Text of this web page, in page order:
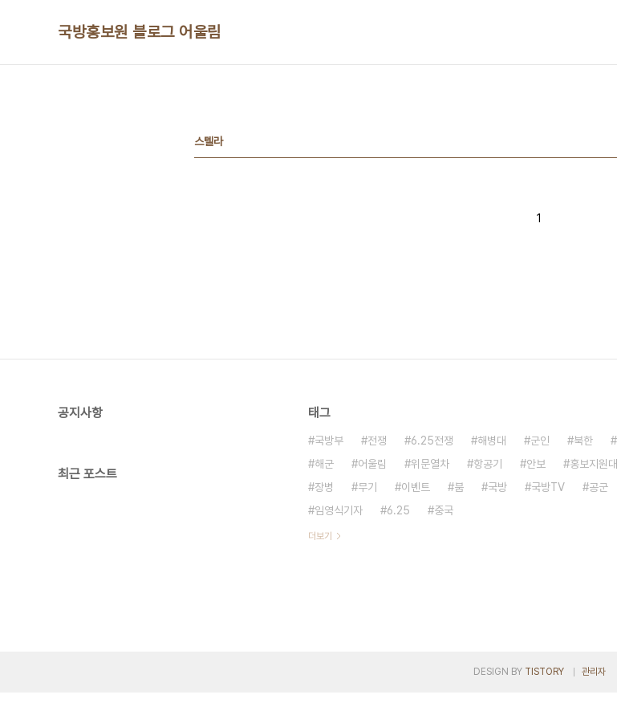
국방홍보원 블로그 어울림
스텔라
1
공지사항
최근 포스트
태그
국방부 전쟁 6.25전쟁 해병대 군인 북한
해군
어울림 위문열차 항공기 안보 홍보지원대
장병
무기 이벤트 붐 국방 국방TV 공군
임영식기자
6.25 중국
더보기
DESIGN BY TISTORY 관리자